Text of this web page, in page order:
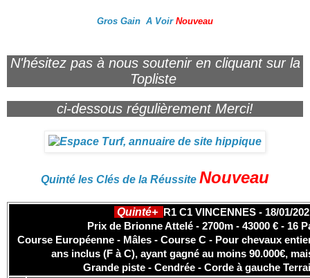
Gros Gain A Voir Nouveau
N'hésitez pas à nous soutenir en cliquant sur la
Topliste
ci-dessous régulièrement Merci!
Quinté les Clés de la Réussite Nouveau
Quinté+ R1 C1 VINCENNES - 18/01/
Prix de Brionne Attelé - 2700m - 43000 € - 16
Course Européenne - Mâles - Course C - Pour chevaux
ans inclus (F à C), ayant gagné au moins 90.000€,
Grande piste - Cendrée - Corde à gauche